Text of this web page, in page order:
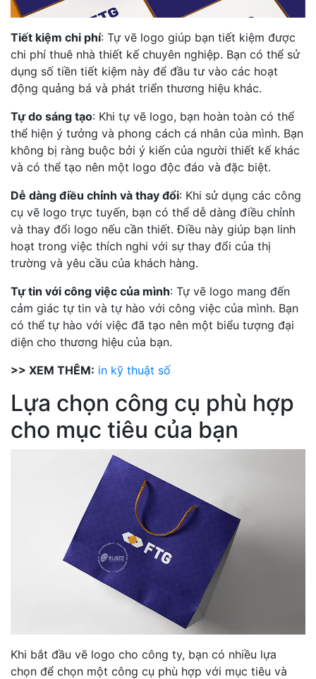
Tiết kiệm chi phí: Tự vẽ logo giúp bạn tiết kiệm được
chi phí thuê nhà thiết kế chuyên nghiệp. Bạn có thể sử
dụng số tiền tiết kiệm này để đầu tư vào các hoạt
động quảng bá và phát triển thương hiệu khác.
Tự do sáng tạo: Khi tự vẽ logo, bạn hoàn toàn có thể
thể hiện ý tưởng và phong cách cá nhân của mình. Bạn
không bị ràng buộc bởi ý kiến ​​của người thiết kế khác
và có thể tạo nên một logo độc đáo và đặc biệt.
Dễ dàng điều chỉnh và thay đổi: Khi sử dụng các công
cụ vẽ logo trực tuyến, bạn có thể dễ dàng điều chỉnh
và thay đổi logo nếu cần thiết. Điều này giúp bạn linh
hoạt trong việc thích nghi với sự thay đổi của thị
trường và yêu cầu của khách hàng.
Tự tin với công việc của mình: Tự vẽ logo mang đến
cảm giác tự tin và tự hào với công việc của mình. Bạn
có thể tự hào với việc đã tạo nên một biểu tượng đại
diện cho thương hiệu của bạn.
>> XEM THÊM: in kỹ thuật số
Lựa chọn công cụ phù hợp
cho mục tiêu của bạn
Khi bắt đầu vẽ logo cho công ty, bạn có nhiều lựa
chọn để chọn một công cụ phù hợp với mục tiêu và